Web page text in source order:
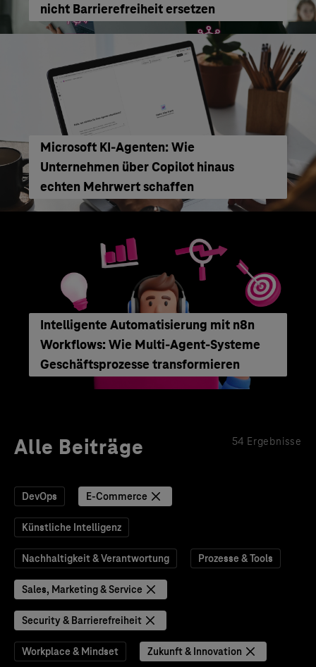
nicht Barrierefreiheit ersetzen
Microsoft KI-Agenten: Wie
Unternehmen über Copilot hinaus
echten Mehrwert schaffen
Intelligente Automatisierung mit n8n
Workflows: Wie Multi-Agent-Systeme
Geschäftsprozesse transformieren
Alle Beiträge 54 Ergebnisse
DevOps E-Commerce
Künstliche Intelligenz
Nachhaltigkeit & Verantwortung Prozesse & Tools
Sales, Marketing & Service
Security & Barrierefreiheit
Workplace & Mindset Zukunft & Innovation